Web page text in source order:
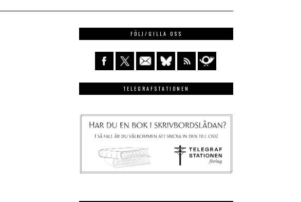
FÖLJ/GILLA OSS
TELEGRAFSTATIONEN